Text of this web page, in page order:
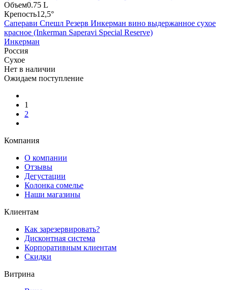
Объем0.75 L
Крепость12,5°
Саперави Спешл Резерв Инкерман вино выдержанное сухое
красное (Inkerman Saperavi Special Reserve)
Инкерман
Россия
Сухое
Нет в наличии
Ожидаем поступление
1
2
Компания
О компании
Отзывы
Дегустации
Колонка сомелье
Наши магазины
Клиентам
Как зарезервировать?
Дисконтная система
Корпоративным клиентам
Скидки
Витрина